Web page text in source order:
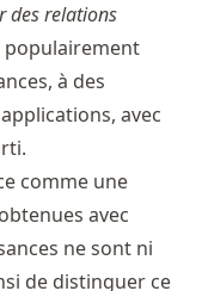
des relations
populairement
à des
avec
comme une
avec
ne sont ni
de distinguer ce